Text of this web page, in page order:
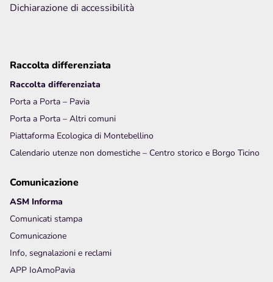
Dichiarazione di accessibilità
Raccolta differenziata
Raccolta differenziata
Porta a Porta – Pavia
Porta a Porta – Altri comuni
Piattaforma Ecologica di Montebellino
Calendario utenze non domestiche – Centro storico e Borgo Ticino
Comunicazione
ASM Informa
Comunicati stampa
Comunicazione
Info, segnalazioni e reclami
APP IoAmoPavia